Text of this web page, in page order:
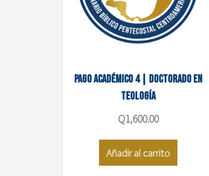
Pago académico 4 | Doctorado en
Teología
Q1,600.00
Añadir al carrito